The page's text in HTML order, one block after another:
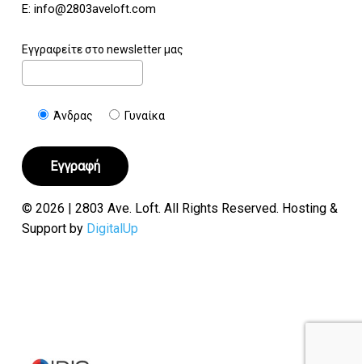
E: info@2803aveloft.com
Εγγραφείτε στο newsletter μας
Άνδρας Γυναίκα
© 2026 | 2803 Ave. Loft. All Rights Reserved. Hosting &
Support by DigitalUp